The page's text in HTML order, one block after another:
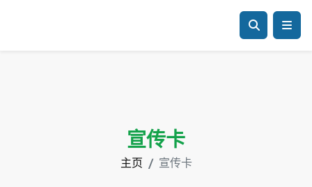
宣传卡
主页 宣传卡